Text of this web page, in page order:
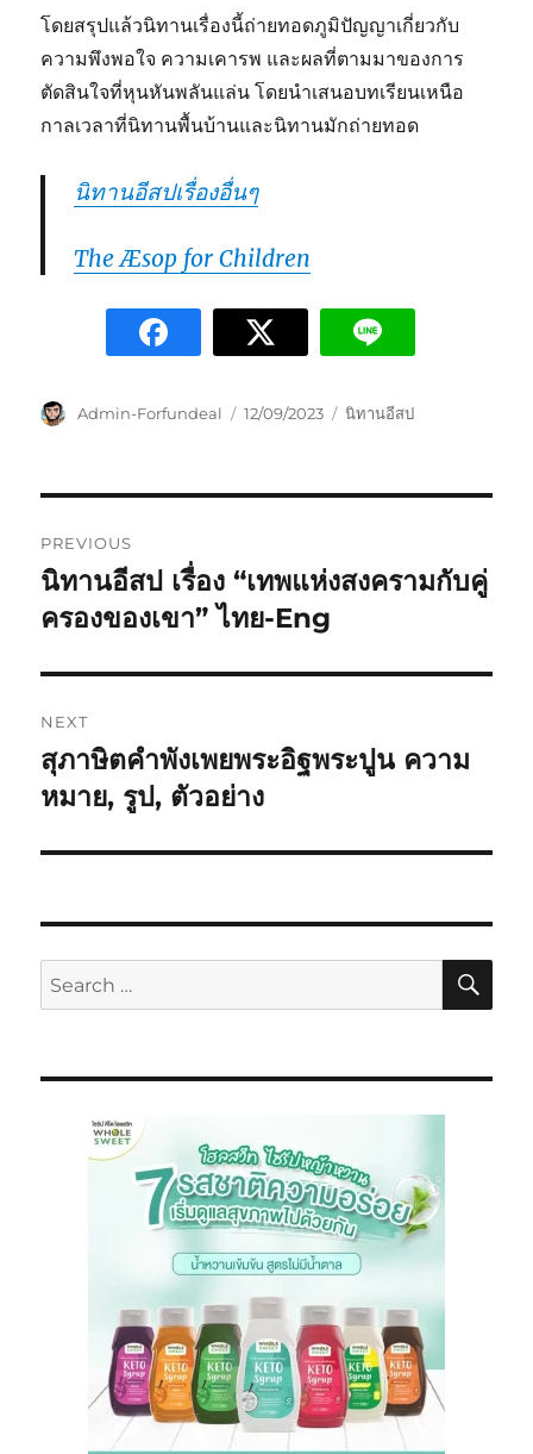
โดยสรุปแล้วนิทานเรื่องนี้ถ่ายทอดภูมิปัญญาเกี่ยวกับ
ความพึงพอใจ ความเคารพ และผลที่ตามมาของการ
ตัดสินใจที่หุนหันพลันแล่น โดยนำเสนอบทเรียนเหนือ
กาลเวลาที่นิทานพื้นบ้านและนิทานมักถ่ายทอด
นิทานอีสปเรื่องอื่นๆ
The Æsop for Children
Admin-Forfundeal 12/09/2023 นิทานอีสป
PREVIOUS
นิทานอีสป เรื่อง “เทพแห่งสงครามกับคู่
ครองของเขา” ไทย-Eng
NEXT
สุภาษิตคำพังเพยพระอิฐพระปูน ความ
หมาย, รูป, ตัวอย่าง